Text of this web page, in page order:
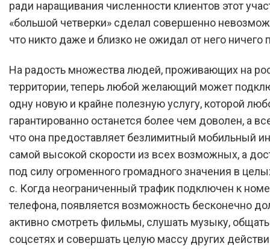
ради наращивания численности клиентов этот
«большой четверки» сделал совершенно
что никто даже и близко не ожидал от него ничего
На радость множества людей, проживающих на
территории, теперь любой желающий может
одну новую и крайне полезную услугу, которой
гарантированно останется более чем доволен, а
что она предоставляет безлимитный мобильный
самой высокой скорости из всех возможных, а
под силу огроменного громадного значения в
с. Когда неограниченный трафик подключен к
телефона, появляется возможность бесконечно
активно смотреть фильмы, слушать музыку,
соцсетях и совершать целую массу других